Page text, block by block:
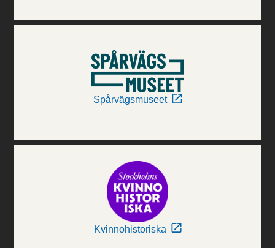
Spårvägsmuseet
Kvinnohistoriska